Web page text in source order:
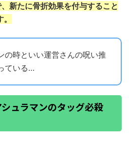
新たに骨折効果を付与すること
の時といい運営さんの呪い推
ている…
シュラマンのタッグ必殺